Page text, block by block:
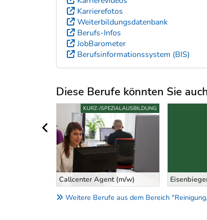
Karrierefotos
Weiterbildungsdatenbank
Berufs-Infos
JobBarometer
Berufsinformationssystem (BIS)
Diese Berufe könnten Sie
Uber weitere Berufsvorschläge
Callcenter Agent (m/w)
KURZ-/SPEZIALAUSBILDUNG
vorheriger Bereich
Weitere Berufe aus dem Bereich